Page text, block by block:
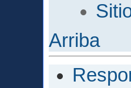
Arriba